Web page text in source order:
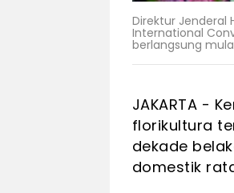
Direktur Jenderal
International
berlangsung
JAKARTA -
florikultura
dekade
domestik